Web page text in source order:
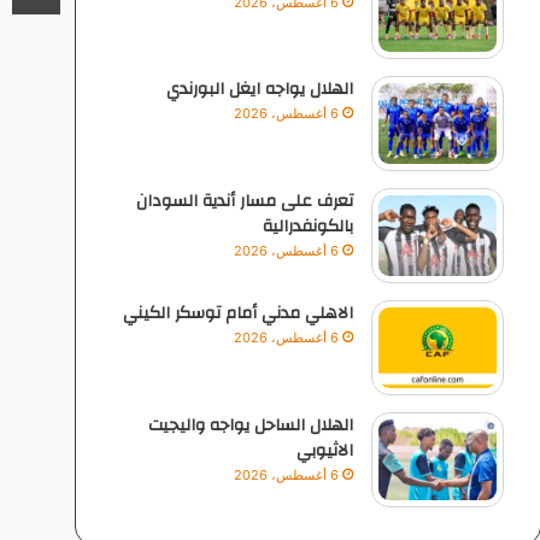
الهلال يواجه ايغل البورندي
6 أغسطس، 2026
تعرف على مسار أندية السودان
بالكونفدرالية
6 أغسطس، 2026
الاهلي مدني أمام توسكر الكيني
6 أغسطس، 2026
الهلال الساحل يواجه واليجيت
الاثيوبي
6 أغسطس، 2026